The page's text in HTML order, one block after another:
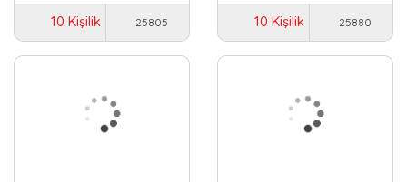
10 Kişilik 25805 10 Kişilik 25880